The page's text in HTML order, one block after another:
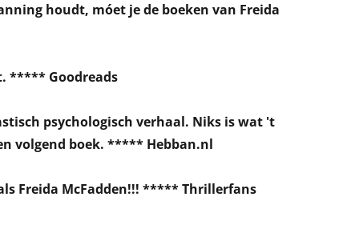
houdt, móet je de boeken van Freida
***** Goodreads
psychologisch verhaal. Niks is wat 't
volgend boek. ***** Hebban.nl
Freida McFadden!!! ***** Thrillerfans